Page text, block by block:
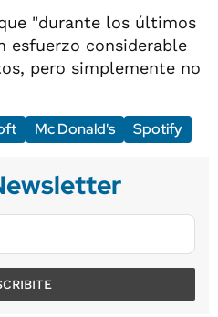
"durante los últimos
esfuerzo considerable
pero simplemente no
Mc Donald's Spotify